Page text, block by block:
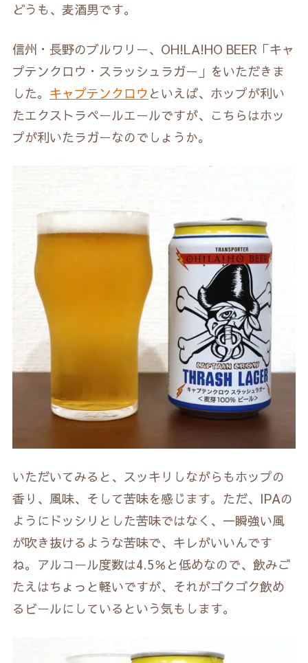
どうも、麦酒男です。
信州・長野のブルワリー、OH!LA!HO BEER「キャ
プテンクロウ・スラッシュラガー」をいただきま
した。 キャプテンクロウ といえば、ホップが利い
たエクストラペールエールですが、こちらはホッ
プが利いたラガーなのでしょうか。
いただいてみると、スッキリしながらもホップの
香り、風味、そして苦味を感じます。ただ、IPAの
ようにドッシリとした苦味ではなく、一瞬強い風
が吹き抜けるような苦味で、キレがいいんです
ね。アルコール度数は4.5％と低めなので、飲みご
たえはちょっと軽いですが、それがゴクゴク飲め
るビールにしているという気もします。